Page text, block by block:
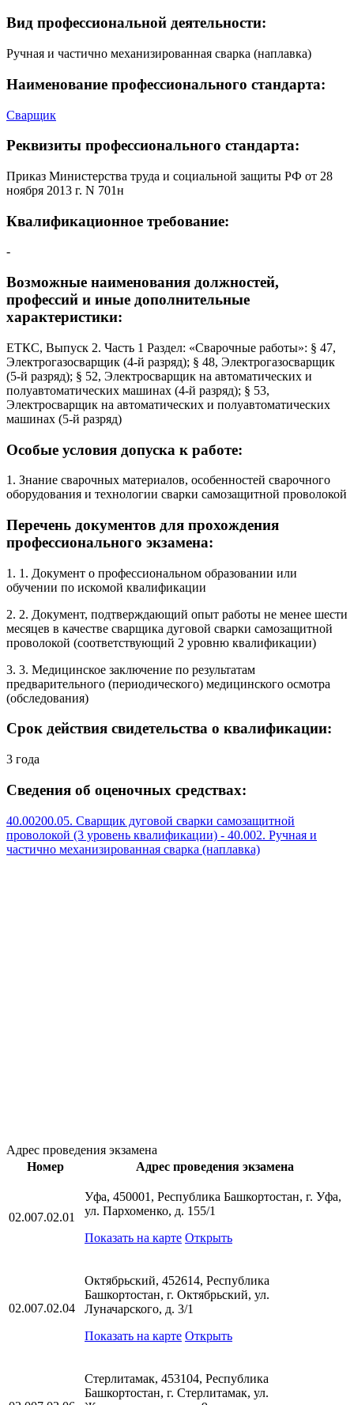
Вид профессиональной деятельности:
Ручная и частично механизированная сварка (наплавка)
Наименование профессионального стандарта:
Сварщик
Реквизиты профессионального стандарта:
Приказ Министерства труда и социальной защиты РФ от 28
ноября 2013 г. N 701н
Квалификационное требование:
-
Возможные наименования должностей,
профессий и иные дополнительные
характеристики:
ЕТКС, Выпуск 2. Часть 1 Раздел: «Сварочные работы»: § 47,
Электрогазосварщик (4-й разряд); § 48, Электрогазосварщик
(5-й разряд); § 52, Электросварщик на автоматических и
полуавтоматических машинах (4-й разряд); § 53,
Электросварщик на автоматических и полуавтоматических
машинах (5-й разряд)
Особые условия допуска к работе:
1. Знание сварочных материалов, особенностей сварочного
оборудования и технологии сварки самозащитной проволокой
Перечень документов для прохождения
профессионального экзамена:
1. 1. Документ о профессиональном образовании или
обучении по искомой квалификации
2. 2. Документ, подтверждающий опыт работы не менее шести
месяцев в качестве сварщика дуговой сварки самозащитной
проволокой (соответствующий 2 уровню квалификации)
3. 3. Медицинское заключение по результатам
предварительного (периодического) медицинского осмотра
(обследования)
Срок действия свидетельства о квалификации:
3 года
Сведения об оценочных средствах:
40.00200.05. Сварщик дуговой сварки самозащитной
проволокой (3 уровень квалификации) - 40.002. Ручная и
частично механизированная сварка (наплавка)
Адрес проведения экзамена
Номер
Адрес проведения экзамена
02.007.02.01
Уфа, 450001, Республика Башкортостан, г. Уфа,
ул. Пархоменко, д. 155/1
Показать на карте Открыть
02.007.02.04
Октябрьский, 452614, Республика
Башкортостан, г. Октябрьский, ул.
Луначарского, д. 3/1
Показать на карте Открыть
Стерлитамак, 453104, Республика
Башкортостан, г. Стерлитамак, ул.